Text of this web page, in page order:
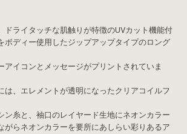
ドライタッチな肌触りが特徴のUVカット機能付
ボディー使用したジップアップタイプのロング
アイコンとメッセージがプリントされていま
は、エレメントが透明になったクリアコイルフ
ン糸と、袖口のレイヤード生地にネオンカラー
がらネオンカラーを要所にあしらい彩りあるア